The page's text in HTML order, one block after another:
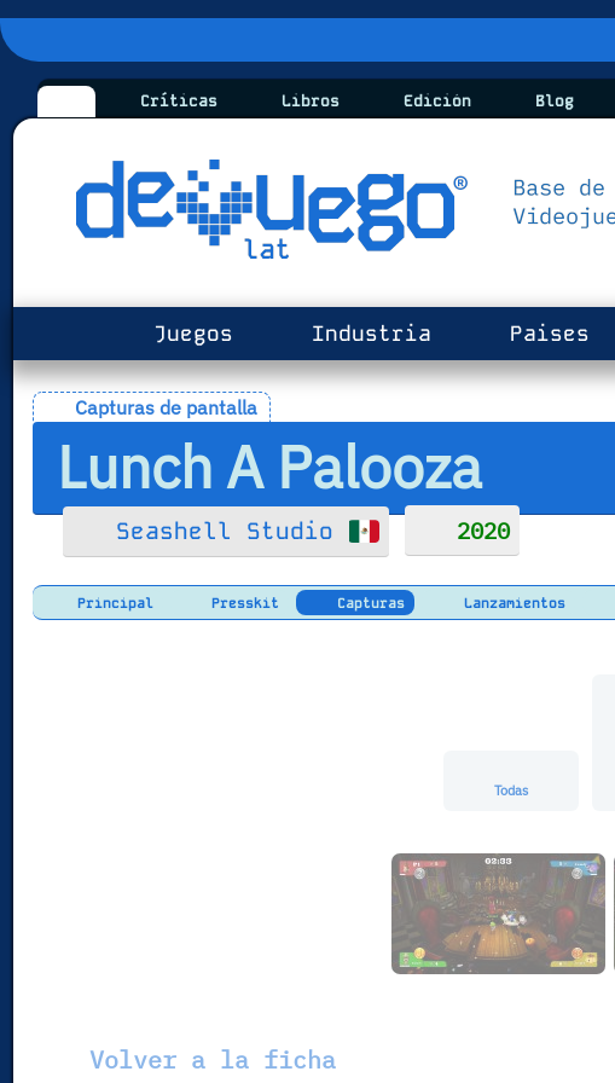
Críticas Libros Edición Blog
Juegos Industria Paises
Capturas de pantalla
Lunch A Palooza
Seashell Studio 2020
Principal Presskit Capturas Lanzamientos
Todas
Volver a la ficha